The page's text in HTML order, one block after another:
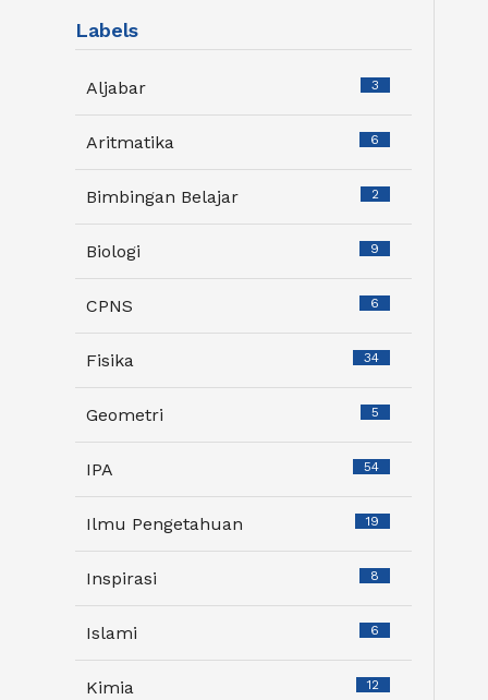
Labels
Aljabar 3
Aritmatika 6
Bimbingan Belajar 2
Biologi 9
CPNS 6
Fisika 34
Geometri 5
IPA 54
Ilmu Pengetahuan 19
Inspirasi 8
Islami 6
Kimia 12